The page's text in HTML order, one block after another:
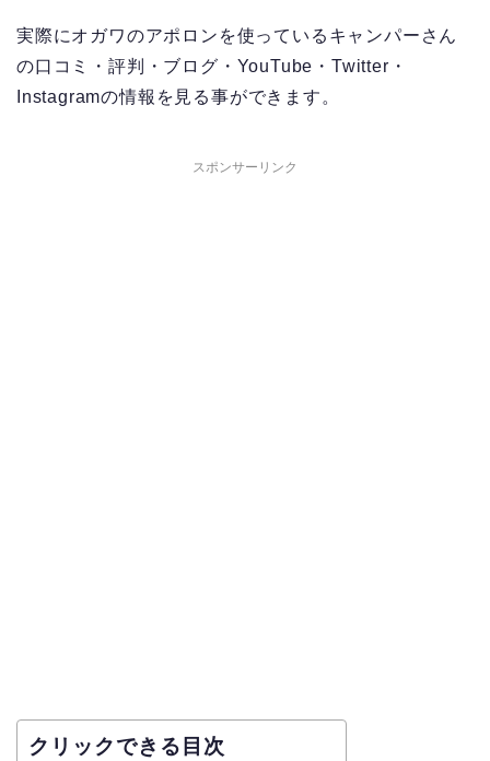
実際にオガワのアポロンを使っているキャンパーさん
の口コミ・評判・ブログ・YouTube・Twitter・
Instagramの情報を見る事ができます。
スポンサーリンク
クリックできる目次